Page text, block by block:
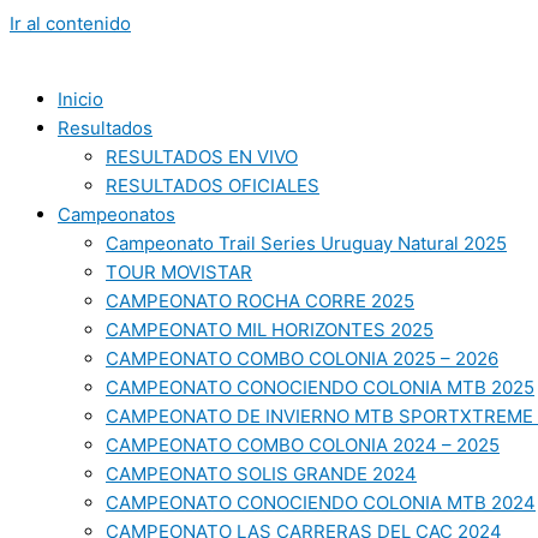
Ir al contenido
Inicio
Resultados
RESULTADOS EN VIVO
RESULTADOS OFICIALES
Campeonatos
Campeonato Trail Series Uruguay Natural 2025
TOUR MOVISTAR
CAMPEONATO ROCHA CORRE 2025
CAMPEONATO MIL HORIZONTES 2025
CAMPEONATO COMBO COLONIA 2025 – 2026
CAMPEONATO CONOCIENDO COLONIA MTB 2025
CAMPEONATO DE INVIERNO MTB
CAMPEONATO COMBO COLONIA 2024 – 2025
CAMPEONATO SOLIS GRANDE 2024
CAMPEONATO CONOCIENDO COLONIA MTB 2024
CAMPEONATO LAS CARRERAS DEL CAC 2024